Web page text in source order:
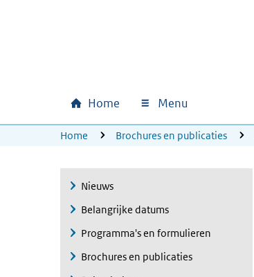
Hoofdnavigatie
Home Menu
U bevindt zich hier:
Home Brochures en publicaties
Nieuws
Belangrijke datums
Programma's en formulieren
Brochures en publicaties